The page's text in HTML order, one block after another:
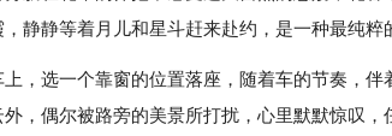
静静等着月儿和星斗赶来赴约，是一种最纯粹
，选一个靠窗的位置落座，随着车的节奏，伴
，偶尔被路旁的美景所打扰，心里默默惊叹，